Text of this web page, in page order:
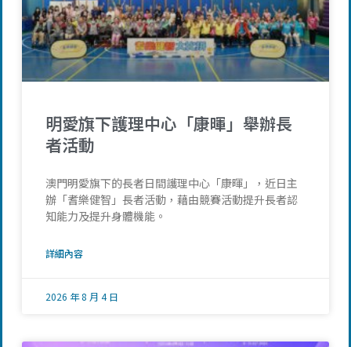
明愛旗下護理中心「康暉」舉辦長
者活動
澳門明愛旗下的長者日間護理中心「康暉」，近日主
辦「耆樂健智」長者活動，藉由競賽活動提升長者認
知能力及提升身體機能。
詳細內容
2026 年 8 月 4 日